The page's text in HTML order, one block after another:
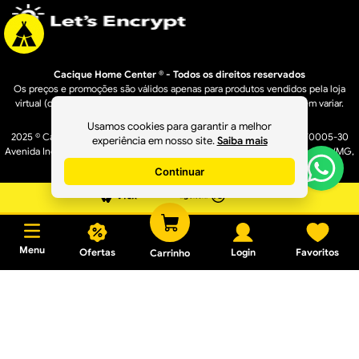
Menu Ofertas Carrinho Login Favoritos
Usamos cookies para garantir a melhor
experiência em nosso site. Saiba mais
Continuar
Cacique Home Center ® - Todos os direitos reservados
Os preços e promoções são válidos apenas para produtos vendidos pela loja
virtual (caciquehomecenter.com.br). Os preços de lojas físicas podem variar.
2025 © Cacique Home Center Casa e Construção LTDA - 16.950.529/0005-30
Avenida Industrial, 1636 A – Bairro Distrito Industrial - Governador Valadares/MG,
CEP: 35040-610